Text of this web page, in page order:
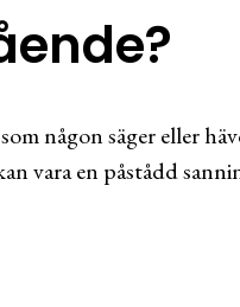
någon säger eller
vara en påstådd